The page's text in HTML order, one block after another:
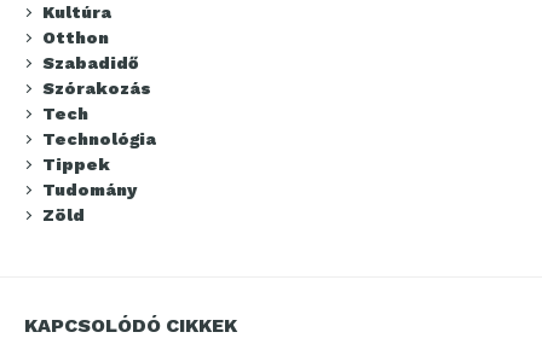
Kultúra
Otthon
Szabadidő
Szórakozás
Tech
Technológia
Tippek
Tudomány
Zöld
KAPCSOLÓDÓ CIKKEK